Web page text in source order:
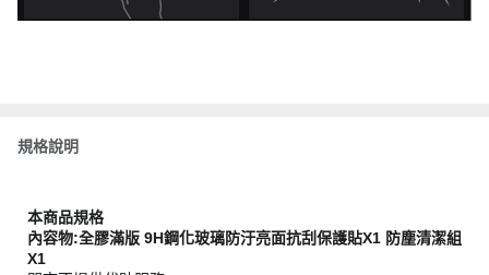
規格說明
本商品規格
內容物:全膠滿版 9H鋼化玻璃防汙亮面抗刮保護貼X1 防塵清潔組
X1